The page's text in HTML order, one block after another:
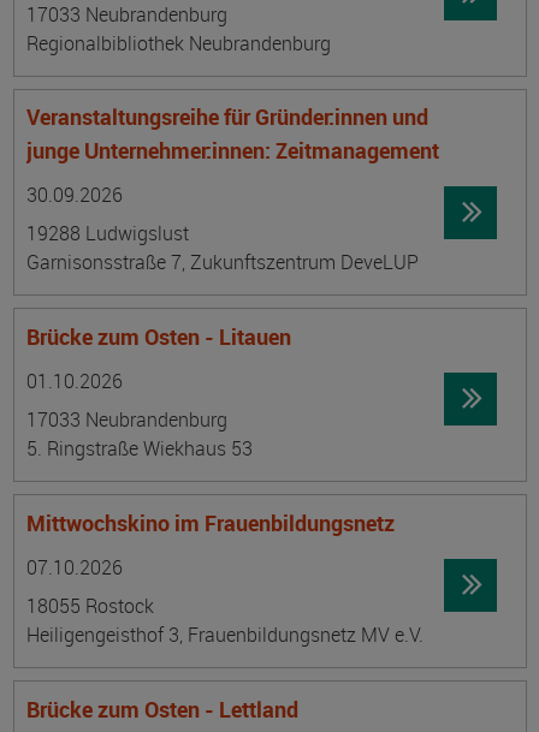
17033 Neubrandenburg
Regionalbibliothek Neubrandenburg
Veranstaltungsreihe für Gründer:innen und
junge Unternehmer:innen: Zeitmanagement
30.09.2026
19288 Ludwigslust
Garnisonsstraße 7, Zukunftszentrum DeveLUP
Brücke zum Osten - Litauen
01.10.2026
17033 Neubrandenburg
5. Ringstraße Wiekhaus 53
Mittwochskino im Frauenbildungsnetz
07.10.2026
18055 Rostock
Heiligengeisthof 3, Frauenbildungsnetz MV e.V.
Brücke zum Osten - Lettland